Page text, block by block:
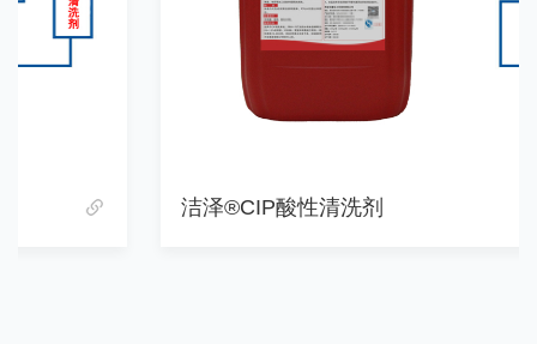
洁泽®CIP酸性清洗剂